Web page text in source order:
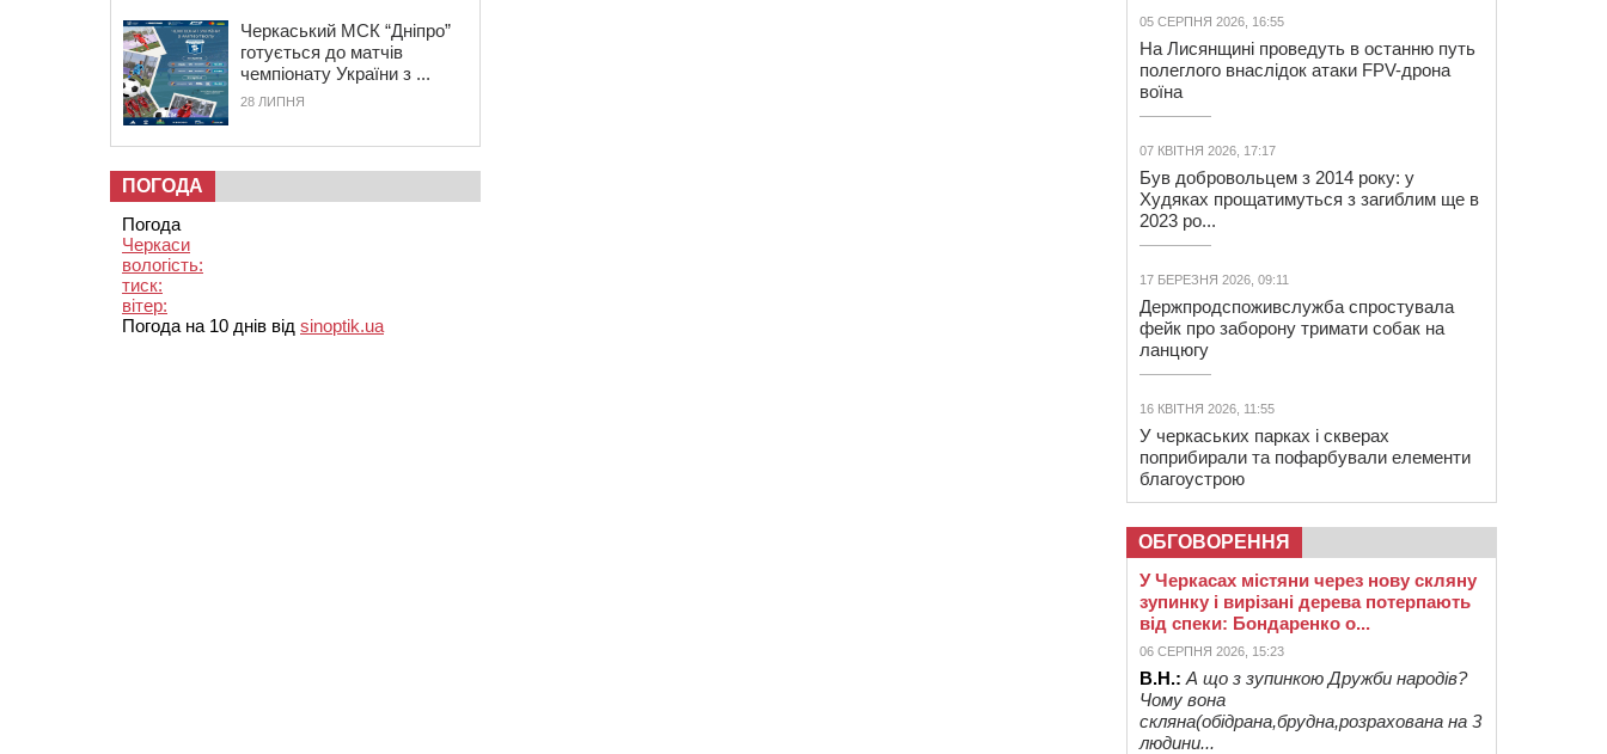
Черкаський МСК “Дніпро”
готується до матчів
чемпіонату України з ...
28 ЛИПНЯ
ПОГОДА
Погода
Черкаси
вологість:
тиск:
вітер:
Погода на 10 днів від sinoptik.ua
05 СЕРПНЯ 2026, 16:55
На Лисянщині проведуть в останню путь
полеглого внаслідок атаки FPV-дрона
воїна
07 КВІТНЯ 2026, 17:17
Був добровольцем з 2014 року: у
Худяках прощатимуться з загиблим ще в
2023 ро...
17 БЕРЕЗНЯ 2026, 09:11
Держпродспоживслужба спростувала
фейк про заборону тримати собак на
ланцюгу
16 КВІТНЯ 2026, 11:55
У черкаських парках і скверах
поприбирали та пофарбували елементи
благоустрою
ОБГОВОРЕННЯ
У Черкасах містяни через нову скляну
зупинку і вирізані дерева потерпають
від спеки: Бондаренко о...
06 СЕРПНЯ 2026, 15:23
В.Н.: А що з зупинкою Дружби народів?
Чому вона
скляна(обідрана,брудна,розрахована на 3
людини...